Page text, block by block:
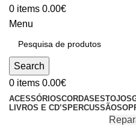
0 items 0.00€
Menu
Search
0 items 0.00€
ACESSÓRIOSCORDAS ESTOJOS
LIVROS E CD’S PERCUSSÃO